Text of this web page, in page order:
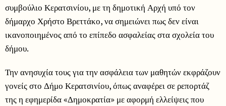
συμβούλιο Κερατσινίου, με τη δημοτική Αρχή υπό τον
δήμαρχο Χρήστο Βρεττάκο, να σημειώνει πως δεν είναι
ικανοποιημένος από το επίπεδο ασφαλείας στα σχολεία του
δήμου.
Την ανησυχία τους για την ασφάλεια των μαθητών εκφράζουν
γονείς στο Δήμο Κερατσινίου, όπως αναφέρει σε ρεπορτάζ
της η εφημερίδα «Δημοκρατία» με αφορμή ελλείψεις που